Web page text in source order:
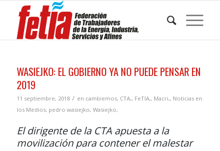
WASIEJKO: EL GOBIERNO YA NO PUEDE PENSAR EN
2019
11 septiembre, 2018 / en cambiemos, CTA,, FeTIA,, Macri,, Noticias en
los Medios, pedro wasiejko, Wasiejko,
El dirigente de la CTA apuesta a la
movilización para contener el malestar